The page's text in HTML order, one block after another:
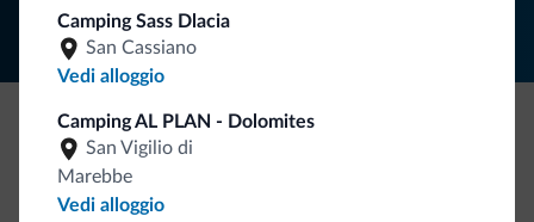
Camping Sass Dlacia
San Cassiano
Vedi alloggio
Camping AL PLAN - Dolomites
San Vigilio di
Marebbe
Vedi alloggio
Be Original, scopri la nuova collezione